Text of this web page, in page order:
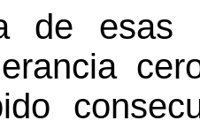
de esas